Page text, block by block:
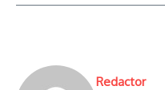
Redactor